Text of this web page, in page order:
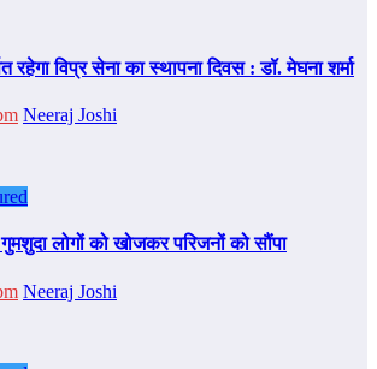
रहेगा विप्र सेना का स्थापना दिवस : डॉ. मेघना शर्मा
Neeraj Joshi
लोगों को खोजकर परिजनों को सौंपा
Neeraj Joshi